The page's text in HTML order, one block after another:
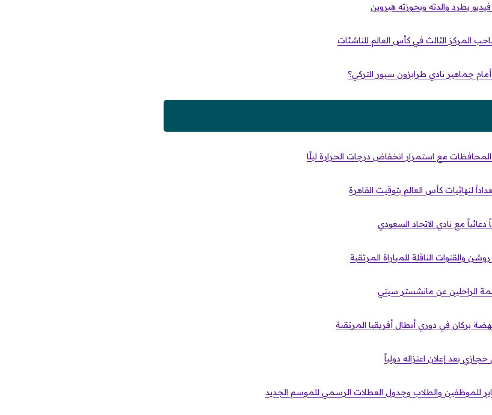
يطرد والدته وبحوزته هيروين
الثالث في كأس العالم للناشئات
جماهير نادي طرابزون سبور التركي؟
مع استمرار انخفاض درجات الحرارة ليلًا
لنهائيات كأس العالم بتوقيت القاهرة
مع نادي الاتحاد السعودي
والقنوات الناقلة للمباراة المرتقبة
الراحلين عن مانشستر سيتي
بركان في دوري أبطال أفريقيا المرتقبة
بعد إعلان اعتزاله دولياً